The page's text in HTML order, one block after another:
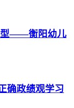
型——衡阳幼儿
确政绩观学习